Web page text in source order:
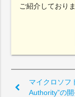
ご紹介しており
マイクロソフ
Authority”の